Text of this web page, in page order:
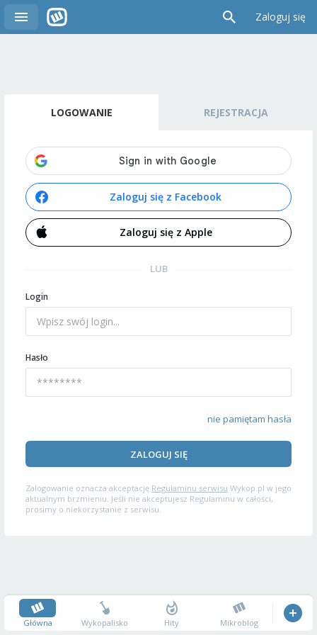
Zaloguj się
LOGOWANIE REJESTRACJA
Zaloguj się z Facebook
Zaloguj się z Apple
LUB
Login
Hasło
nie pamiętam hasła
ZALOGUJ SIĘ
Zalogowanie oznacza akceptację Regulaminu serwisu Wykop.pl w jego
aktualnym brzmieniu. Jeśli nie akceptujesz Regulaminu w całości,
prosimy o niekorzystanie z serwisu.
Główna Wykopalisko Hity Mikroblog